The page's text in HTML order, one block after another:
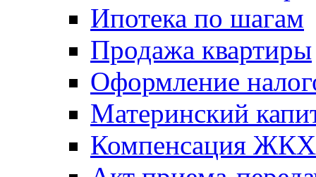
Ипотека по шагам
Продажа квартиры
Оформление
Материнский
Компенсация ЖКХ